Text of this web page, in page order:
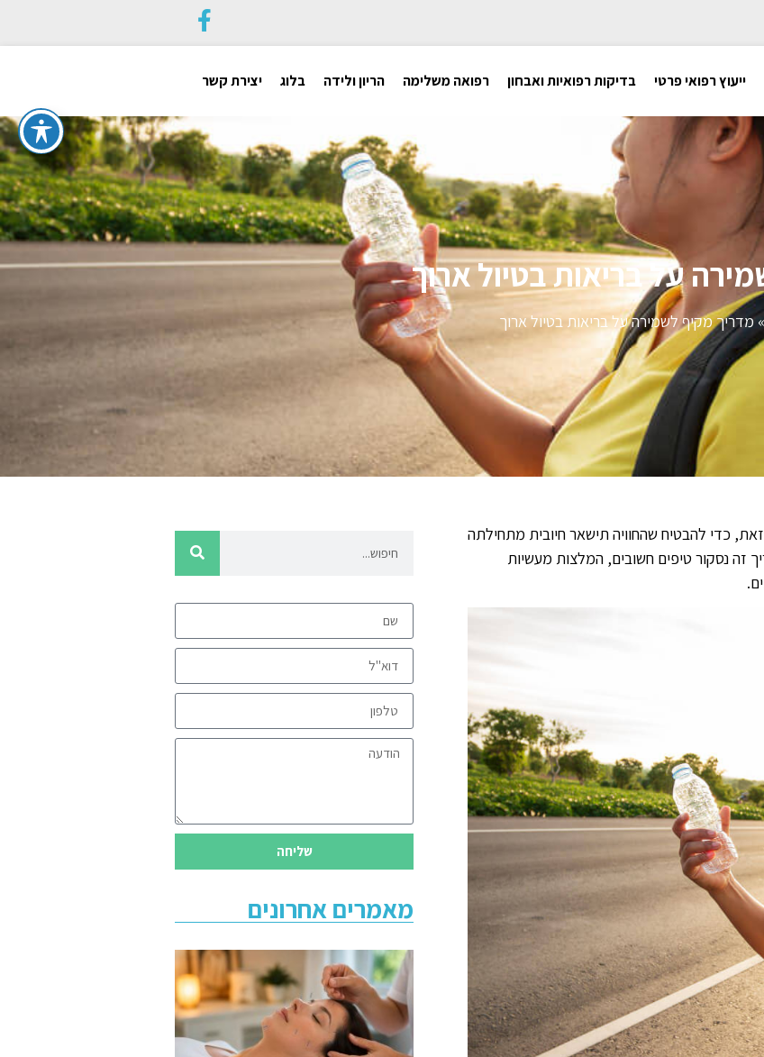
ייעוץ רפואי פרטי בדיקות רפואיות ואבחון רפואה משלימה הריון ולידה בלוג יצירת קשר
על בריאות בטיול ארוך
מדריך מקיף לשמירה על בריאות בטיול ארוך
כדי להבטיח שהחוויה תישאר חיובית מתחילתה
זה נסקור טיפים חשובים, המלצות מעשיות
שליחה
מאמרים אחרונים